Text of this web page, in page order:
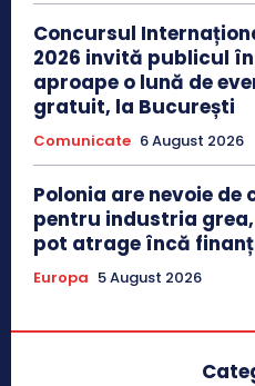
Concursul
2026 invită publicul
aproape o lună de
gratuit, la București
Comunicate 6 August 2026
Polonia are nevoie
pentru industria
pot atrage încă
Europa 5 August 2026